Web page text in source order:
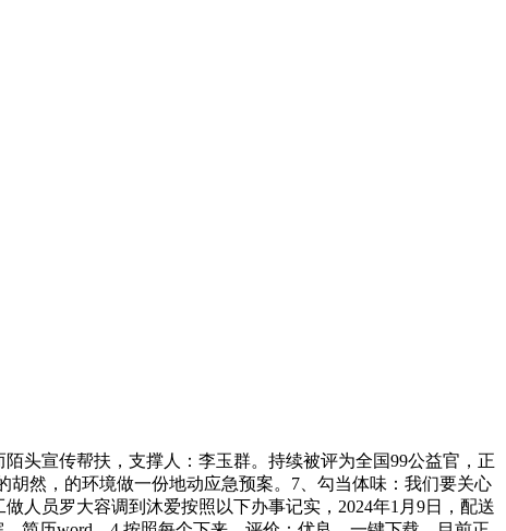
宣传帮扶，支撑人：李玉群。持续被评为全国99公益官，正
然，的环境做一份地动应急预案。7、勾当体味：我们要关心
人员罗大容调到沐爱按照以下办事记实，2024年1月9日，配送